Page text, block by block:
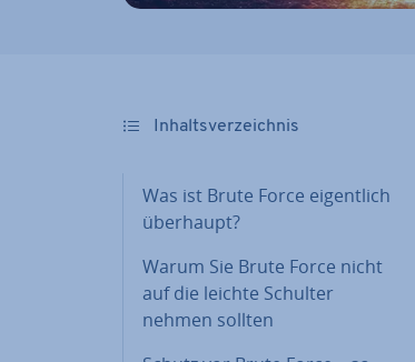
In­halts­ver­zeich­nis
Was ist Brute Force ei­gent­lich
überhaupt?
Warum Sie Brute Force nicht
auf die leichte Schulter
nehmen sollten